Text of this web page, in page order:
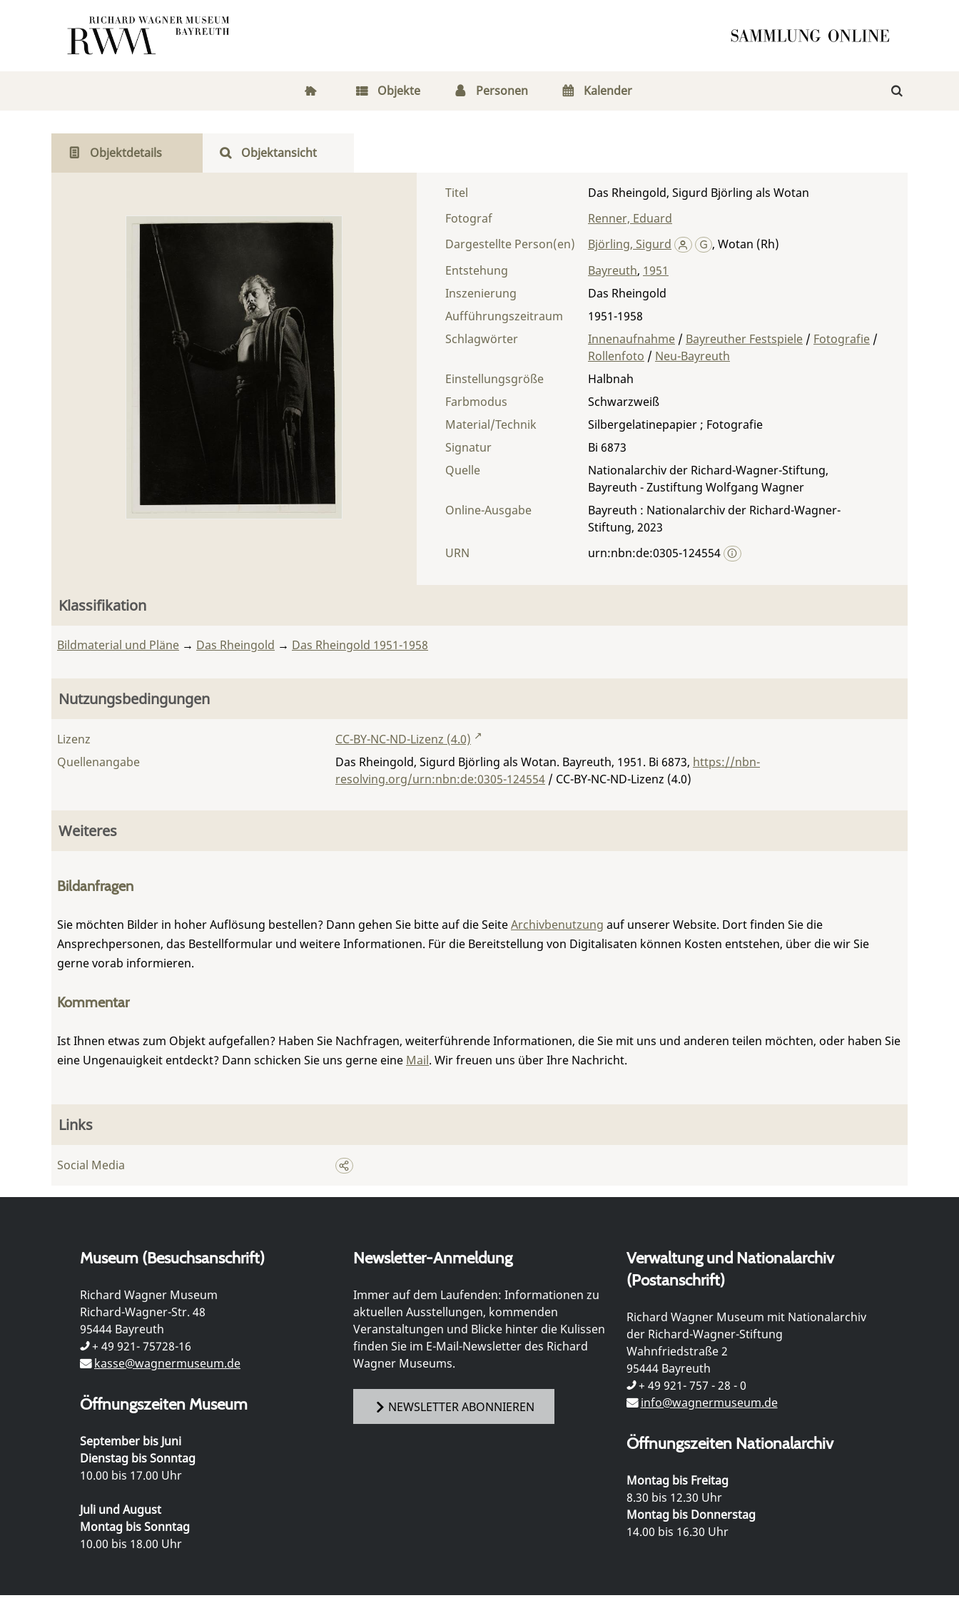
Objekte Personen Kalender
Objektdetails Objektansicht
Titel
Das Rheingold, Sigurd Björling als Wotan
Fotograf
Renner, Eduard
Dargestellte Person(en)
Björling, Sigurd ,Wotan (Rh)
Entstehung
Bayreuth, 1951
Material/Technik Silbergelatinepapier ; Fotografie
Einstellungsgröße
Halbnah
Farbmodus
Schwarzweiß
Inszenierung
Das Rheingold
Aufführungszeitraum
1951-1958
Signatur
Bi 6873
Quelle
Nationalarchiv der Richard-Wagner-Stiftung,
Bayreuth - Zustiftung Wolfgang Wagner
Schlagwörter Innenaufnahme / Bayreuther Festspiele / Fotografie /
Rollenfoto / Neu-Bayreuth
Online-Ausgabe
Bayreuth : Nationalarchiv der Richard-Wagner-
Stiftung, 2023
URN
urn:nbn:de:0305-124554
Klassifikation
Bildmaterial und Pläne → Das Rheingold → Das Rheingold 1951-1958
Nutzungsbedingungen
Lizenz
CC-BY-NC-ND-Lizenz (4.0)
Quellenangabe
Das Rheingold, Sigurd Björling als Wotan. Bayreuth, 1951. Bi 6873, https://nbn-
resolving.org/urn:nbn:de:0305-124554 / CC-BY-NC-ND-Lizenz (4.0)
Weiteres
Bildanfragen
Sie möchten Bilder in hoher Auflösung bestellen? Dann gehen Sie bitte auf die SeiteArchivbenutzung auf unserer Website. Dort finden Sie die
Ansprechpersonen, das Bestellformular und weitere Informationen. Für die Bereitstellung von Digitalisaten können Kosten entstehen, über die wir Sie
gerne vorab informieren.
Kommentar
Ist Ihnen etwas zum Objekt aufgefallen? Haben Sie Nachfragen, weiterführende Informationen, die Sie mit uns und anderen teilen möchten, oder haben Sie
eine Ungenauigkeit entdeckt? Dann schicken Sie uns gerne eine Mail. Wir freuen uns über Ihre Nachricht.
Links
Social Media
Museum (Besuchsanschrift)
Richard Wagner Museum
Richard-Wagner-Str. 48
95444 Bayreuth
+ 49 921- 75728-16
kasse@wagnermuseum.de
Öffnungszeiten Museum
September bis Juni
Dienstag bis Sonntag
10.00 bis 17.00 Uhr
Juli und August
Montag bis Sonntag
10.00 bis 18.00 Uhr
Newsletter-Anmeldung
Immer auf dem Laufenden: Informationen zu
aktuellen Ausstellungen, kommenden
Veranstaltungen und Blicke hinter die Kulissen
finden Sie im E-Mail-Newsletter des Richard
Wagner Museums.
NEWSLETTER ABONNIEREN
Verwaltung und Nationalarchiv
(Postanschrift)
Richard Wagner Museum mit Nationalarchiv
der Richard-Wagner-Stiftung
Wahnfriedstraße 2
95444 Bayreuth
+ 49 921- 757 - 28 - 0
info@wagnermuseum.de
Öffnungszeiten Nationalarchiv
Montag bis Freitag
8.30 bis 12.30 Uhr
Montag bis Donnerstag
14.00 bis 16.30 Uhr